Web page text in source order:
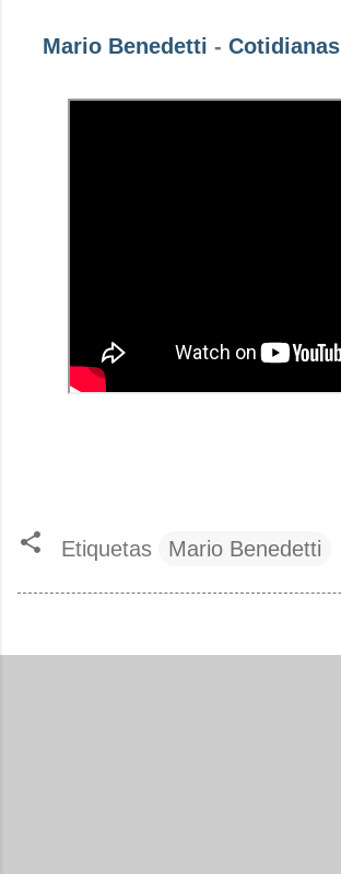
Mario Benedetti - Cotidianas
Etiquetas Mario Benedetti